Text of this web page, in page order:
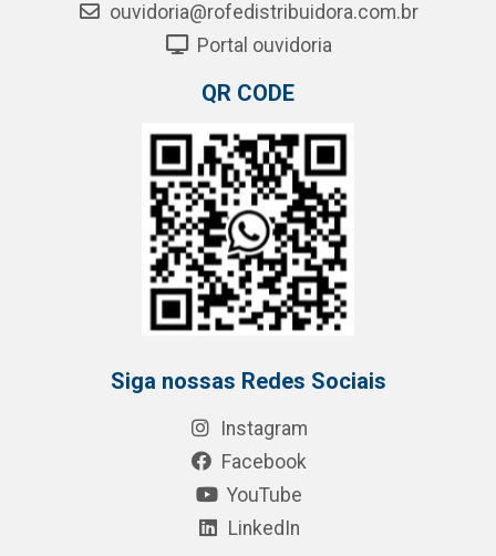
ouvidoria@rofedistribuidora.com.br
Portal ouvidoria
QR CODE
Siga nossas Redes Sociais
Instagram
Facebook
YouTube
LinkedIn